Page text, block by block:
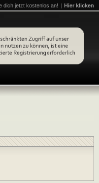
dich jetzt kostenlos an! | Hier klicken